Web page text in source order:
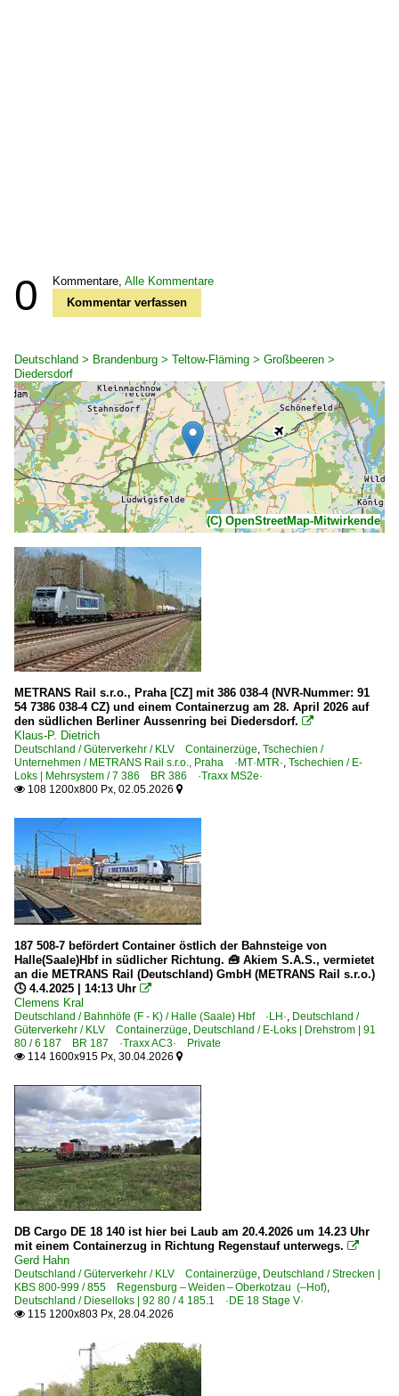
0 Kommentare, Alle Kommentare
Kommentar verfassen
Deutschland > Brandenburg > Teltow-Fläming > Großbeeren >
Diedersdorf
(C) OpenStreetMap-Mitwirkende
METRANS Rail s.r.o., Praha [CZ] mit 386 038-4 (NVR-Nummer: 91
54 7386 038-4 CZ) und einem Containerzug am 28. April 2026 auf
den südlichen Berliner Aussenring bei Diedersdorf. 
Klaus-P. Dietrich
Deutschland / Güterverkehr / KLV Containerzüge, Tschechien /
Unternehmen / METRANS Rail s.r.o., Praha ·MT·MTR·, Tschechien / E-
Loks | Mehrsystem / 7 386 BR 386 ·Traxx MS2e·
 108 1200x800 Px, 02.05.2026 
187 508-7 befördert Container östlich der Bahnsteige von
Halle(Saale)Hbf in südlicher Richtung. 🧰 Akiem S.A.S., vermietet
an die METRANS Rail (Deutschland) GmbH (METRANS Rail s.r.o.)
🕓 4.4.2025 | 14:13 Uhr 
Clemens Kral
Deutschland / Bahnhöfe (F - K) / Halle (Saale) Hbf ·LH·, Deutschland /
Güterverkehr / KLV Containerzüge, Deutschland / E-Loks | Drehstrom | 91
80 / 6 187 BR 187 ·Traxx AC3· Private
 114 1600x915 Px, 30.04.2026 
DB Cargo DE 18 140 ist hier bei Laub am 20.4.2026 um 14.23 Uhr
mit einem Containerzug in Richtung Regenstauf unterwegs. 
Gerd Hahn
Deutschland / Güterverkehr / KLV Containerzüge, Deutschland / Strecken |
KBS 800-999 / 855 Regensburg – Weiden – Oberkotzau (–Hof),
Deutschland / Dieselloks | 92 80 / 4 185.1 ·DE 18 Stage V·
 115 1200x803 Px, 28.04.2026